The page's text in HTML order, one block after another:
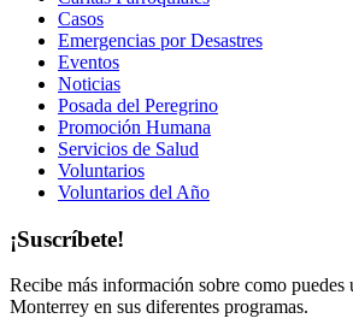
Casos
Emergencias por Desastres
Eventos
Noticias
Posada del Peregrino
Promoción Humana
Servicios de Salud
Voluntarios
Voluntarios del Año
¡Suscríbete!
Recibe más información sobre como puedes
Monterrey en sus diferentes programas.